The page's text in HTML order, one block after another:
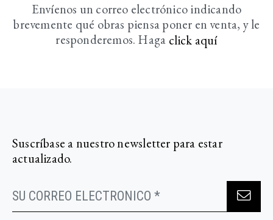
Envíenos un correo electrónico indicando
brevemente qué obras piensa poner en venta, y le
responderemos. Haga click aquí­
Suscríbase a nuestro newsletter para estar
actualizado.